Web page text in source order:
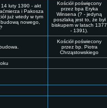
14 luty 1390 - akt
i Pakosza
już wtedy w tym
nowego,
Kościół poświęcony
przez bpa Eryka
Winsena (? - jedyną
poszlaką jest to, że był
biskupem w latach 1377
- 1391).
Kościół poświecony
przez bp. Piotra
Chrząstowskiego